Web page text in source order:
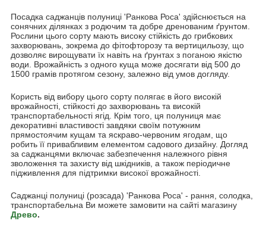
Посадка саджанців полуниці 'Ранкова Роса' здійснюється на
сонячних ділянках з родючим та добре дренованим ґрунтом.
Рослини цього сорту мають високу стійкість до грибкових
захворювань, зокрема до фітофторозу та вертицильозу, що
дозволяє вирощувати їх навіть на ґрунтах з поганою якістю
води. Врожайність з одного куща може досягати від 500 до
1500 грамів протягом сезону, залежно від умов догляду.
Користь від вибору цього сорту полягає в його високій
врожайності, стійкості до захворювань та високій
транспортабельності ягід. Крім того, ця полуниця має
декоративні властивості завдяки своїм потужним
прямостоячим кущам та яскраво-червоним ягодам, що
робить її привабливим елементом садового дизайну. Догляд
за саджанцями включає забезпечення належного рівня
зволоження та захисту від шкідників, а також періодичне
підживлення для підтримки високої врожайності.
Саджанці полуниці (розсада) 'Ранкова Роса' - рання, солодка,
транспортабельна Ви можете замовити на сайті магазину
Древо.